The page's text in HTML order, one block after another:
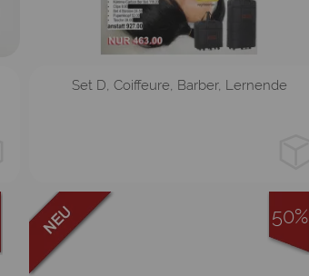
weiss
Set D, Coiffeure, Barber, Lernende
50%